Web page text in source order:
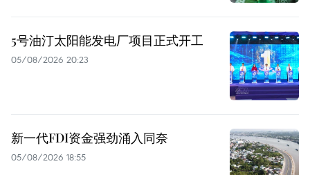
5号油汀太阳能发电厂项目正式开工
05/08/2026 20:23
新一代FDI资金强劲涌入同奈
05/08/2026 18:55